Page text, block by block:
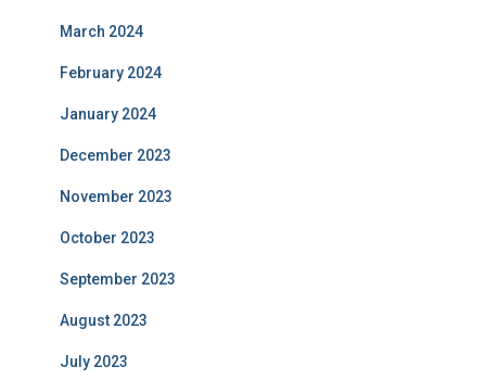
March 2024
February 2024
January 2024
December 2023
November 2023
October 2023
September 2023
August 2023
July 2023